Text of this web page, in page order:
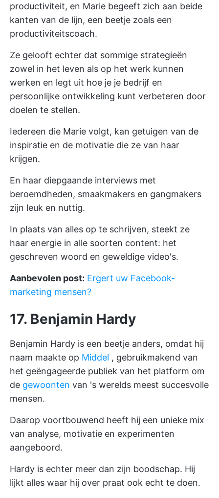
productiviteit, en Marie begeeft zich aan beide
kanten van de lijn, een beetje zoals een
productiviteitscoach.
Ze gelooft echter dat sommige strategieën
zowel in het leven als op het werk kunnen
werken en legt uit hoe je je bedrijf en
persoonlijke ontwikkeling kunt verbeteren door
doelen te stellen.
Iedereen die Marie volgt, kan getuigen van de
inspiratie en de motivatie die ze van haar
krijgen.
En haar diepgaande interviews met
beroemdheden, smaakmakers en gangmakers
zijn leuk en nuttig.
In plaats van alles op te schrijven, steekt ze
haar energie in alle soorten content: het
geschreven woord en geweldige video's.
Aanbevolen post: Ergert uw Facebook-
marketing mensen?
17. Benjamin Hardy
Benjamin Hardy is een beetje anders, omdat hij
naam maakte op Middel , gebruikmakend van
het geëngageerde publiek van het platform om
de gewoonten van 's werelds meest succesvolle
mensen.
Daarop voortbouwend heeft hij een unieke mix
van analyse, motivatie en experimenten
aangeboord.
Hardy is echter meer dan zijn boodschap. Hij
lijkt alles waar hij over praat ook echt te doen.